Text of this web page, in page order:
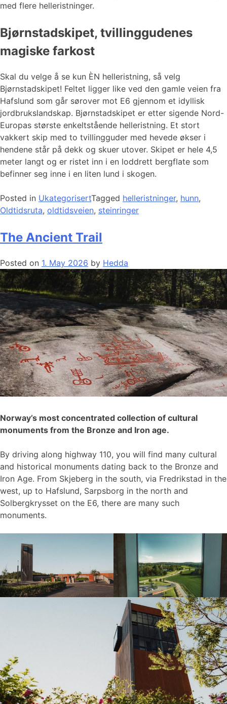
med flere helleristninger.
Bjørnstadskipet, tvillinggudenes
magiske farkost
Skal du velge å se kun ÈN helleristning, så velg
Bjørnstadskipet! Feltet ligger like ved den gamle veien fra
Hafslund som går sørover mot E6 gjennom et idyllisk
jordbrukslandskap. Bjørnstadskipet er etter sigende Nord-
Europas største enkeltstående helleristning. Et stort
vakkert skip med to tvillingguder med hevede økser i
hendene står på dekk og skuer utover. Skipet er hele 4,5
meter langt og er ristet inn i en loddrett bergflate som
befinner seg inne i en liten lund i skogen.
Posted in UkategorisertTagged helleristninger, hunn,
Oldtidsruta, oldtidsveien, steinringer
The Ancient Trail
Posted on 1. May 2026 by Hedda
Norway’s most concentrated collection of cultural
monuments from the Bronze and Iron age.
By driving along highway 110, you will find many cultural
and historical monuments dating back to the Bronze and
Iron Age. From Skjeberg in the south, via Fredrikstad in the
west, up to Hafslund, Sarpsborg in the north and
Solbergkrysset on the E6, there are many such
monuments.